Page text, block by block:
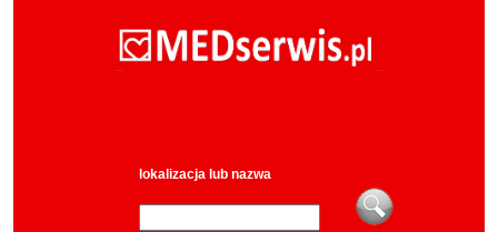
lokalizacja lub nazwa